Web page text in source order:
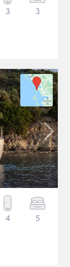
3 3
4 5